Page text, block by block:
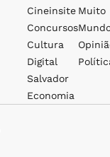
Cineinsite
Concursos
Cultura
Digital
Salvador
Economia
Muito